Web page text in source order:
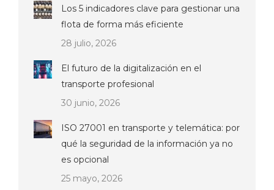
Los 5 indicadores clave para gestionar una
flota de forma más eficiente
28 julio, 2026
El futuro de la digitalización en el
transporte profesional
30 junio, 2026
ISO 27001 en transporte y telemática: por
qué la seguridad de la información ya no
es opcional
25 mayo, 2026